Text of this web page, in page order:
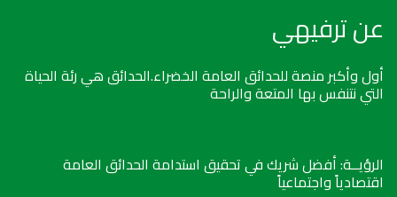
عن ترفيهي
أول وأكبر منصة للحدائق العامة الخضراء.الحدائق هي رئة الحياة
التي نتنفس بها المتعة والراحة
الرؤيــة: أفضل شريك في تحقيق استدامة الحدائق العامة
اقتصادياً واجتماعياً